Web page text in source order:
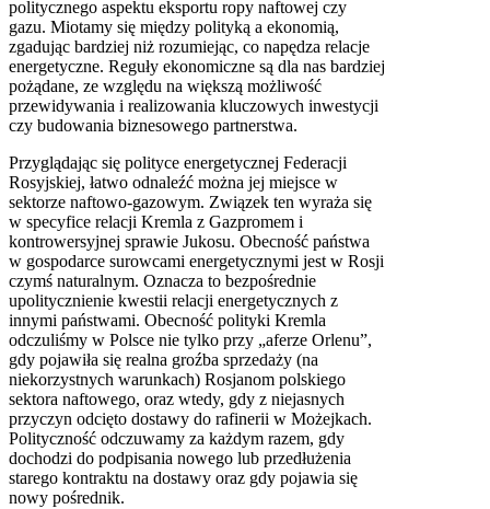
politycznego aspektu eksportu ropy naftowej czy
gazu. Miotamy się między polityką a ekonomią,
zgadując bardziej niż rozumiejąc, co napędza relacje
energetyczne. Reguły ekonomiczne są dla nas bardziej
pożądane, ze względu na większą możliwość
przewidywania i realizowania kluczowych inwestycji
czy budowania biznesowego partnerstwa.
Przyglądając się polityce energetycznej Federacji
Rosyjskiej, łatwo odnaleźć można jej miejsce w
sektorze naftowo-gazowym. Związek ten wyraża się
w specyfice relacji Kremla z Gazpromem i
kontrowersyjnej sprawie Jukosu. Obecność państwa
w gospodarce surowcami energetycznymi jest w Rosji
czymś naturalnym. Oznacza to bezpośrednie
upolitycznienie kwestii relacji energetycznych z
innymi państwami. Obecność polityki Kremla
odczuliśmy w Polsce nie tylko przy „aferze Orlenu”,
gdy pojawiła się realna groźba sprzedaży (na
niekorzystnych warunkach) Rosjanom polskiego
sektora naftowego, oraz wtedy, gdy z niejasnych
przyczyn odcięto dostawy do rafinerii w Możejkach.
Polityczność odczuwamy za każdym razem, gdy
dochodzi do podpisania nowego lub przedłużenia
starego kontraktu na dostawy oraz gdy pojawia się
nowy pośrednik.